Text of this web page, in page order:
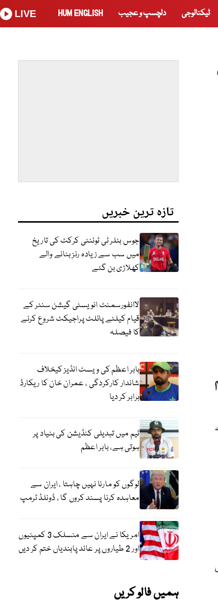
ٹیکنالوجی دلچسپ و عجیب HUM ENGLISH
LIVE
تازہ ترین خبریں
جوس بٹلر ٹی ٹوئنٹی کرکٹ کی تاریخ
میں سب سے زیادہ رنز بنانے والے
کھلاڑی بن گئے
لاانفورسمنٹ انویسٹی گیشن سنٹر کے
قیام کیلئے پائلٹ پراجیکٹ شروع کرنے
کا فیصلہ
بابر اعظم کی ویسٹ انڈیز کیخلاف
شاندار کارکردگی ، عمران خان کا ریکارڈ
برابر کر دیا
ٹیم میں تبدیلی کنڈیشن کی بنیاد پر
ہوتی ہے، بابر اعظم
لوگوں کو مارنا نہیں چاہتا ، ایران سے
معاہدہ کرنا پسند کروں گا ، ڈونلڈ ٹرمپ
امریکا نے ایران سے منسلک 3 کمپنیوں
اور 2 طیاروں پر عائد پابندیاں ختم کر دیں
ہمیں فالو کریں